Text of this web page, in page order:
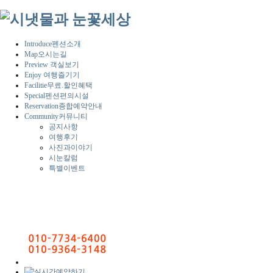
Introduce펜션소개
Map오시는길
Preview 객실보기
Enjoy 여행즐기기
Facilitie무료.할인혜택
Special펜션편의시설
Reservation종합예약안내
Community커뮤니티
공지사항
여행후기
사진과이야기
시눈칼럼
특별이벤트